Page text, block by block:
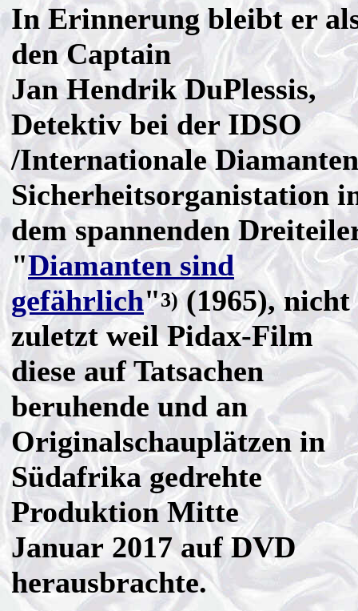
In Erinnerung bleibt er
den Captain
Jan Hendrik DuPlessis,
Detektiv bei der IDSO
/Internationale
Sicherheitsorganistation
dem spannenden
"Diamanten sind
gefährlich"3)(1965), nicht
zuletzt weil Pidax-Film
diese auf Tatsachen
beruhende und an
Originalschauplätzen in
Südafrika gedrehte
Produktion Mitte
Januar 2017 auf DVD
herausbrachte.